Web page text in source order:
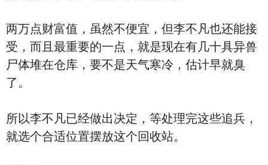
两万点财富值，虽然不便宜，但李不凡也还能接
受，而且最重要的一点，就是现在有几十具异兽
尸体堆在仓库，要不是天气寒冷，估计早就臭
了。
所以李不凡已经做出决定，等处理完这些追兵，
就选个合适位置摆放这个回收站。